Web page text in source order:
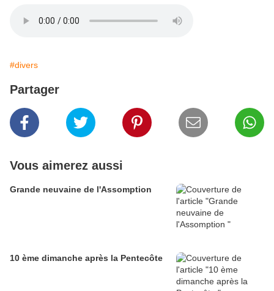
#divers
Partager
Vous aimerez aussi
Grande neuvaine de l'Assomption
10 ème dimanche après la Pentecôte